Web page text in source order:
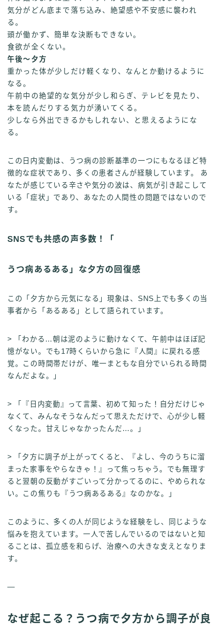
気分がどん底まで落ち込み、絶望感や不安感に襲われ
る。
頭が働かず、簡単な決断もできない。
食欲が全くない。
午後〜夕方
重かった体が少しだけ軽くなり、なんとか動けるように
なる。
午前中の絶望的な気分が少し和らぎ、テレビを見たり、
本を読んだりする気力が湧いてくる。
少しなら外出できるかもしれない、と思えるようにな
る。
この日内変動は、うつ病の診断基準の一つにもなるほど特
徴的な症状であり、多くの患者さんが経験しています。 あ
なたが感じている辛さや気分の波は、病気が引き起こして
いる「症状」であり、あなたの人間性の問題ではないので
す。
SNSでも共感の声多数！「
うつ病あるある」な夕方の回復感
この「夕方から元気になる」現象は、SNS上でも多くの当
事者から「あるある」として語られています。
> 「わかる…朝は泥のように動けなくて、午前中はほぼ記
憶がない。でも17時くらいから急に『人間』に戻れる感
覚。この時間帯だけが、唯一まともな自分でいられる時間
なんだよな。」
> 「『日内変動』って言葉、初めて知った！自分だけじゃ
なくて、みんなそうなんだって思えただけで、心が少し軽
くなった。甘えじゃなかったんだ…。」
> 「夕方に調子が上がってくると、『よし、今のうちに溜
まった家事をやらなきゃ！』って焦っちゃう。でも無理す
ると翌朝の反動がすごいって分かってるのに、やめられな
い。この焦りも『うつ病あるある』なのかな。」
このように、多くの人が同じような経験をし、同じような
悩みを抱えています。一人で苦しんでいるのではないと知
ることは、孤立感を和らげ、治療への大きな支えとなりま
す。
—
なぜ起こる？うつ病で夕方から調子が良